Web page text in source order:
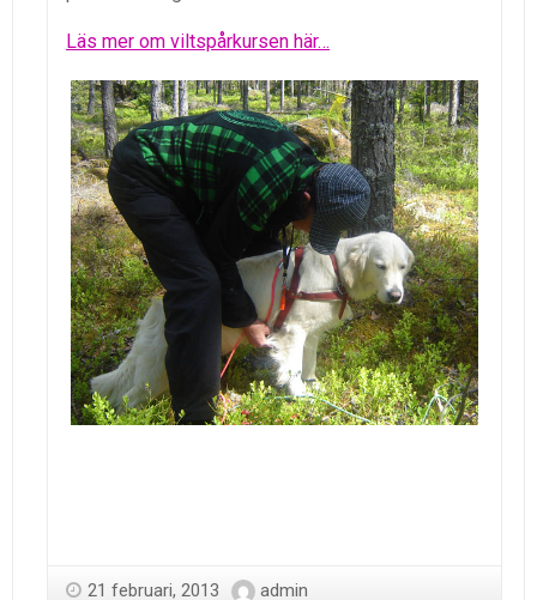
Läs mer om viltspårkursen här…
21 februari, 2013 admin